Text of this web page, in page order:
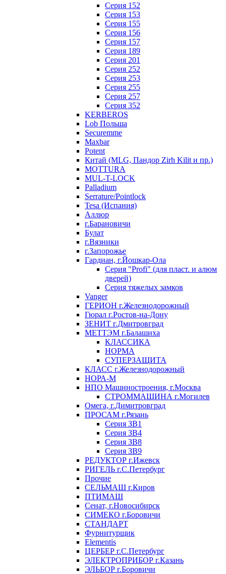
Серия 152
Серия 153
Серия 155
Серия 156
Серия 157
Серия 189
Серия 201
Серия 252
Серия 253
Серия 255
Серия 257
Серия 352
KERBEROS
Lob Польша
Securemme
Maxbar
Potent
Китай (MLG, Пандор Zirh Kilit и пр.)
MOTTURA
MUL-T-LOCK
Palladium
Serrature/Pointlock
Tesa (Испания)
Аллюр
г.Барановичи
Булат
г.Вязники
г.Запорожье
Гардиан, г.Йошкар-Ола
Серия "Profi" (для пласт. и алюм
дверей)
Серия тяжелых замков
Vanger
ГЕРИОН г.Железнодорожный
Гюрал г.Ростов-на-Дону
ЗЕНИТ г.Дмитровград
МЕТТЭМ г.Балашиха
КЛАССИКА
НОРМА
СУПЕРЗАЩИТА
КЛАСС г.Железнодорожный
НОРА-М
НПО Машиностроения, г.Москва
СТРОММАШИНА г.Могилев
Омега, г.Димитровград
ПРОСАМ г.Рязань
Серия ЗВ1
Серия ЗВ4
Серия ЗВ8
Серия ЗВ9
РЕДУКТОР г.Ижевск
РИГЕЛЬ г.С.Петербург
Прочие
СЕЛЬМАШ г.Киров
ПТИМАШ
Сенат, г.Новосибирск
СИМЕКО г.Боровичи
СТАНДАРТ
Фурнитурщик
Elementis
ЦЕРБЕР г.С.Петербург
ЭЛЕКТРОПРИБОР г.Казань
ЭЛЬБОР г.Боровичи